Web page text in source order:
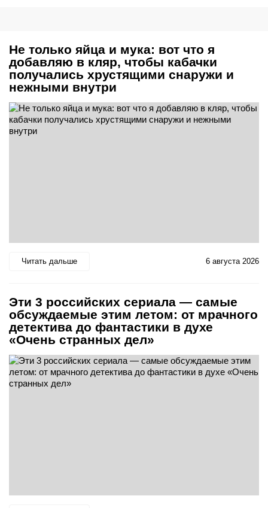
Не только яйца и мука: вот что я
добавляю в кляр, чтобы кабачки
получались хрустящими снаружи и
нежными внутри
Читать дальше 6 августа 2026
Эти 3 российских сериала — самые
обсуждаемые этим летом: от мрачного
детектива до фантастики в духе
«Очень странных дел»